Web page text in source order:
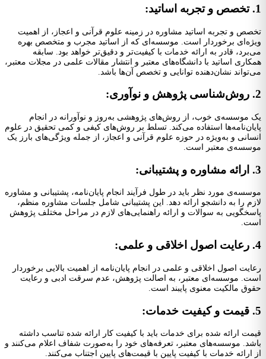
1. تخصص و تجربه اساتید:
تخصص و تجربه اساتید مشاوره در زمینه علوم قرآنی و اعجاز، از اهمیت
ویژه‌ای برخوردار است. موسسه‌ای که از اساتید مجرب و متخصص بهره
می‌برد، قادر به ارائه خدمات با کیفیت‌تر و دقیق‌تر خواهد بود. سابقه
همکاری اساتید با دانشگاه‌های معتبر و انتشار مقالات علمی در مجلات معتبر،
می‌تواند نشان‌دهنده توانایی و تخصص آن‌ها باشد.
2. روش‌شناسی پژوهش و نوآوری:
یک موسسه‌ی خوب، از روش‌های پژوهشی به‌روز و نوآورانه در انجام
پایان‌نامه‌ها استفاده می‌کند. تسلط بر روش‌های کیفی و کمی تحقیق در علوم
انسانی و به‌ویژه در حوزه علوم قرآنی و اعجاز، از جمله ویژگی‌های بارز یک
موسسه‌ی معتبر است.
3. ارائه مشاوره و پشتیبانی:
موسسه‌ی مورد نظر باید در طول فرآیند انجام پایان‌نامه، پشتیبانی و مشاوره
لازم را به دانشجو ارائه دهد. این پشتیبانی شامل جلسات مشاوره منظم،
پاسخگویی به سوالات و ارائه راهنمایی‌های لازم در مراحل مختلف پژوهش
است.
4. رعایت اصول اخلاقی و علمی:
رعایت اصول اخلاقی و علمی در انجام پایان‌نامه از اهمیت بالایی برخوردار
است. موسسه‌ای معتبر، به اصالت پژوهش، عدم سرقت ادبی و رعایت
حقوق مالکیت معنوی پایبند است.
5. قیمت و کیفیت خدمات:
قیمت ارائه شده برای خدمات باید با کیفیت کار ارائه شده تناسب داشته
باشد. موسسه‌های معتبر، تعرفه‌های خود را به‌صورت شفاف اعلام می‌کنند و
از ارائه خدمات با کیفیت پایین با قیمت‌های پایین اجتناب می‌کنند.